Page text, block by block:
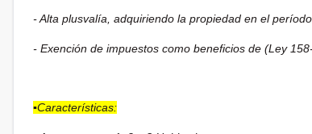
- Alta plusvalía, adquiriendo la propiedad en el
- Exención de impuestos como beneficios de (Ley
▪️Características: